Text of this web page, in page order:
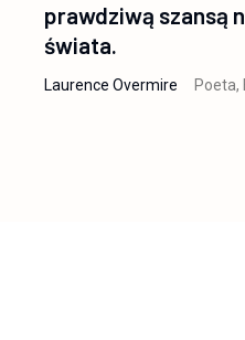
prawdziwą szansą
świata.
Laurence Overmire Poeta,